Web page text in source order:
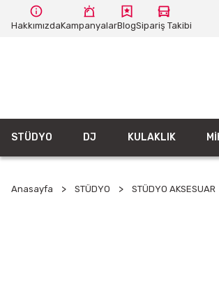
HakkımızdaKampanyalarBlogSipariş Takibi
STÜDYO DJ KULAKLIK
Anasayfa STÜDYO STÜDYO AKSESUAR